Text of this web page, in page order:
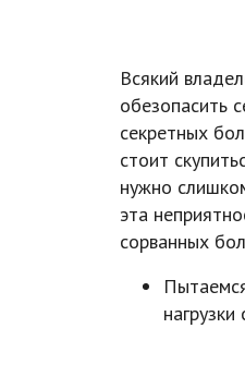
Всякий
обезопасить
секретных
стоит
нужно
эта
сорванных